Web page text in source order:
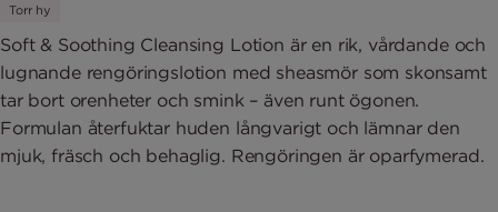
Torr hy
Soft & Soothing Cleansing Lotion är en rik, vårdande och
lugnande rengöringslotion med sheasmör som skonsamt
tar bort orenheter och smink – även runt ögonen.
Formulan återfuktar huden långvarigt och lämnar den
mjuk, fräsch och behaglig. Rengöringen är oparfymerad.